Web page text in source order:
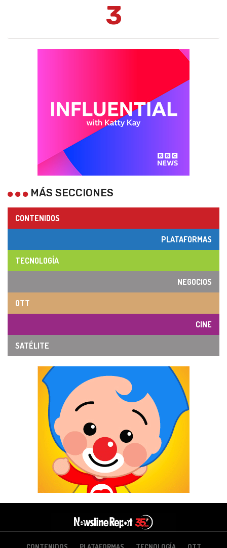
3
MÁS SECCIONES
CONTENIDOS
PLATAFORMAS
TECNOLOGÍA
NEGOCIOS
OTT
CINE
SATÉLITE